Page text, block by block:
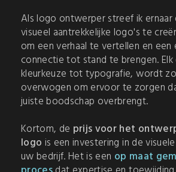
Als logo ontwerper streef ik ernaar
visueel aantrekkelijke logo's te
om een verhaal te vertellen en
connectie tot stand te brengen. Elk
kleurkeuze tot typografie, wordt
overwogen om ervoor te zorgen
juiste boodschap overbrengt.
Kortom, de prijs voor het
logo is een investering in de
uw bedrijf. Het is een op maat